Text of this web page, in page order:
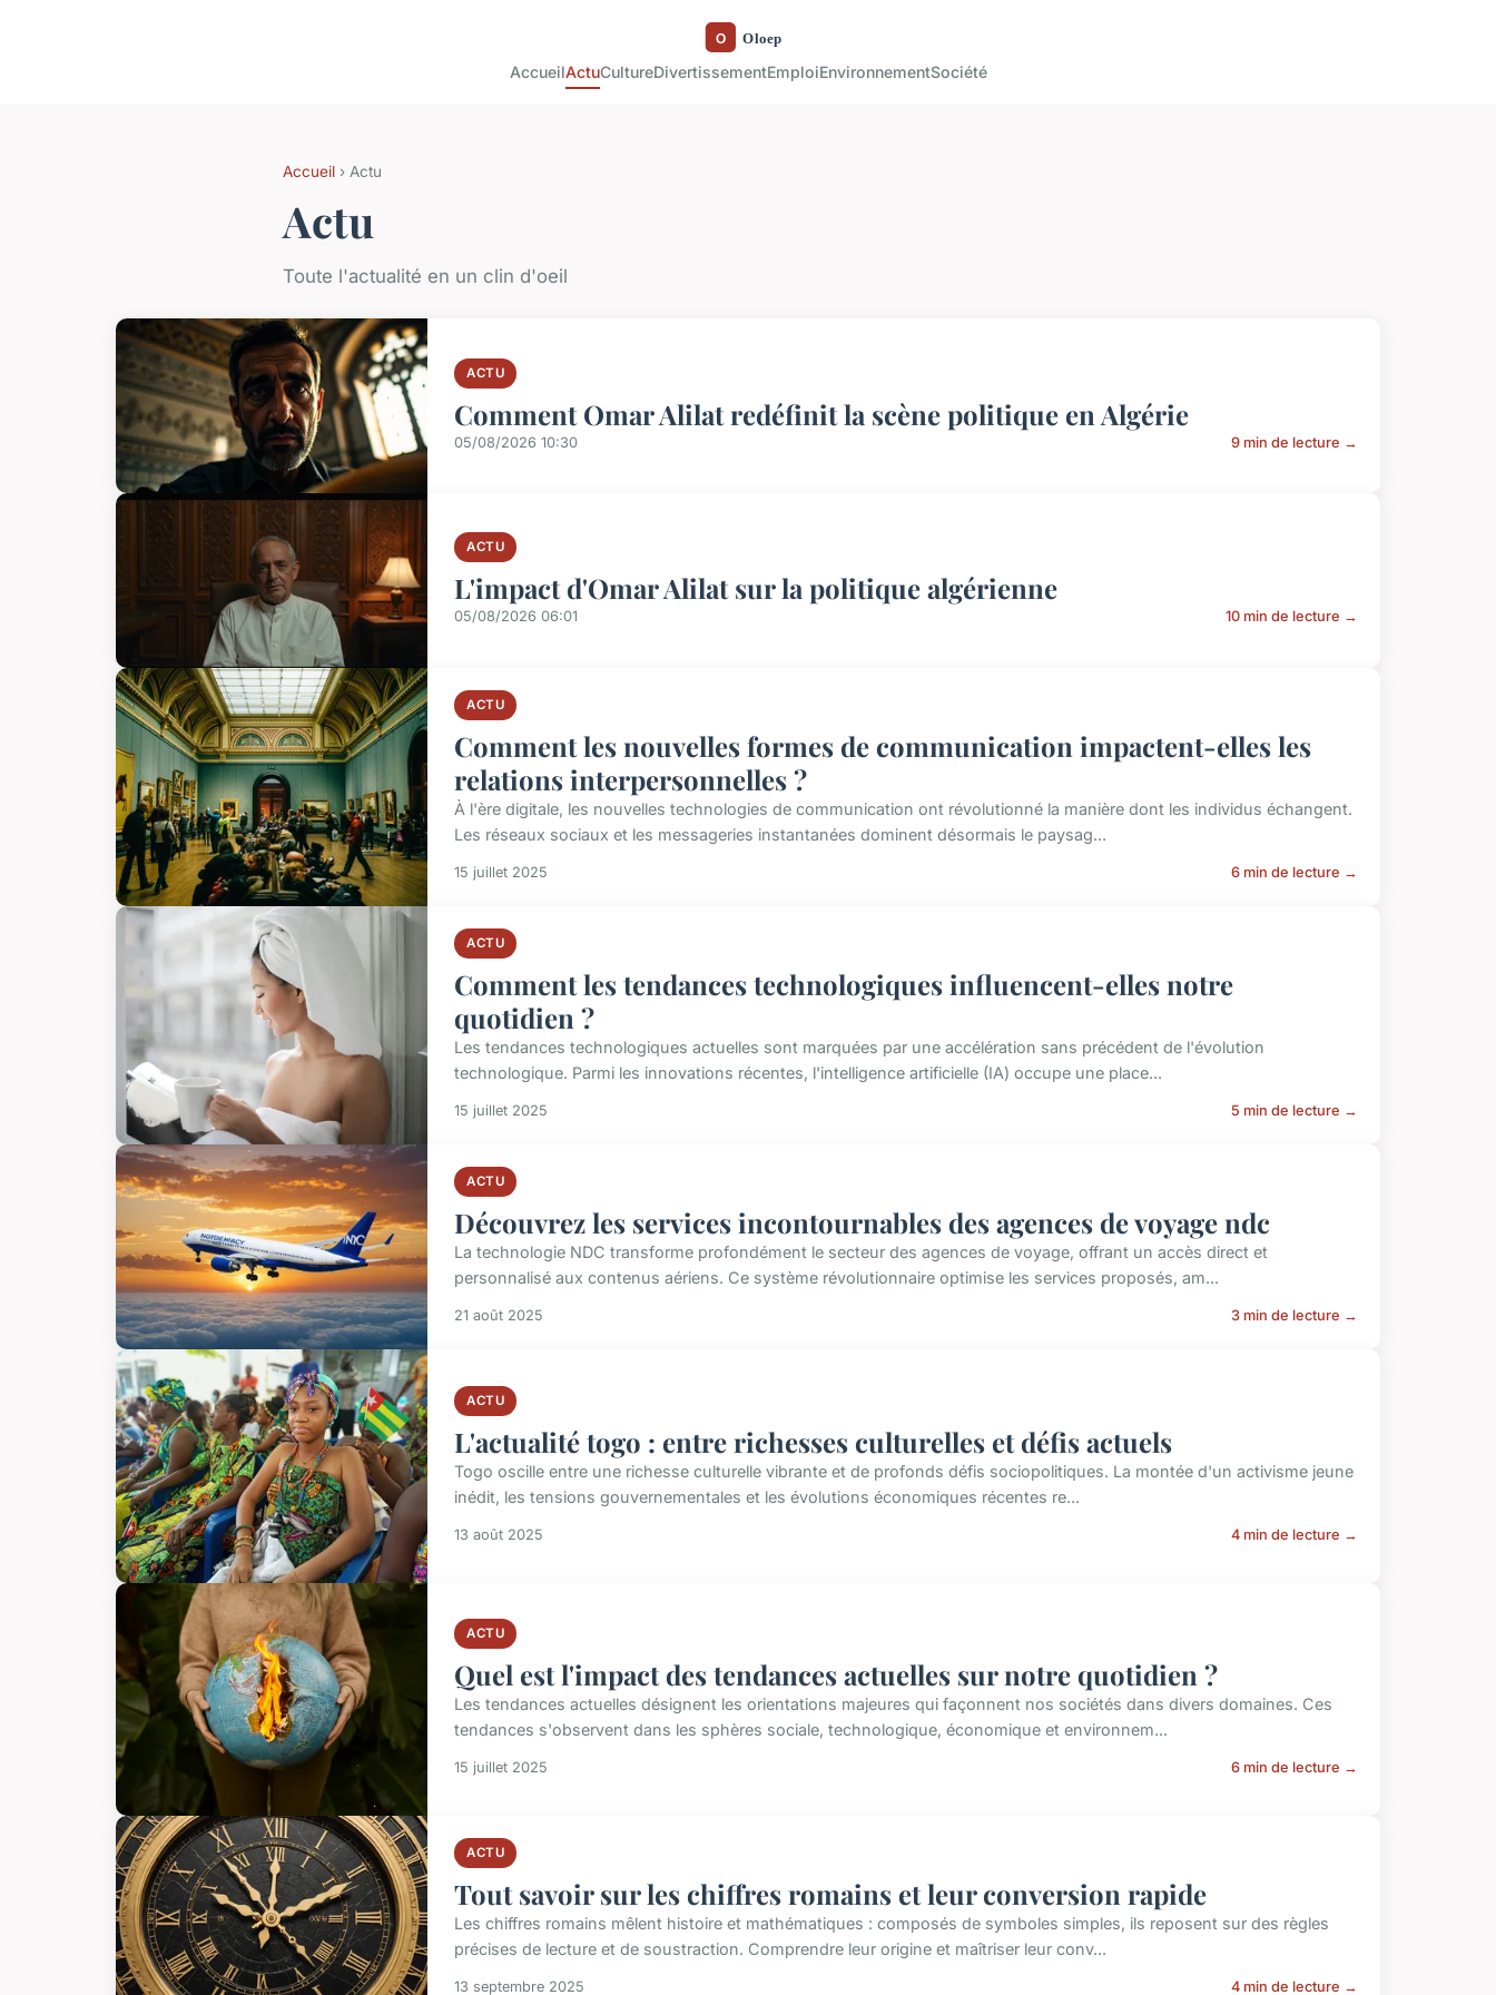
AccueilActuCultureDivertissementEmploiEnvironnementSociété
Accueil › Actu
Actu
Toute l'actualité en un clin d'oeil
ACTU
Comment Omar Alilat redéfinit la scène politique en Algérie
05/08/2026 10:30 9 min de lecture →
ACTU
L'impact d'Omar Alilat sur la politique algérienne
05/08/2026 06:01 10 min de lecture →
ACTU
Comment les nouvelles formes de communication impactent-elles les
relations interpersonnelles ?
À l'ère digitale, les nouvelles technologies de communication ont révolutionné la manière dont les individus échangent.
Les réseaux sociaux et les messageries instantanées dominent désormais le paysag...
15 juillet 2025 6 min de lecture →
ACTU
Comment les tendances technologiques influencent-elles notre
quotidien ?
Les tendances technologiques actuelles sont marquées par une accélération sans précédent de l'évolution
technologique. Parmi les innovations récentes, l'intelligence artificielle (IA) occupe une place...
15 juillet 2025 5 min de lecture →
ACTU
Découvrez les services incontournables des agences de voyage ndc
La technologie NDC transforme profondément le secteur des agences de voyage, offrant un accès direct et
personnalisé aux contenus aériens. Ce système révolutionnaire optimise les services proposés, am...
21 août 2025 3 min de lecture →
ACTU
L'actualité togo : entre richesses culturelles et défis actuels
Togo oscille entre une richesse culturelle vibrante et de profonds défis sociopolitiques. La montée d'un activisme jeune
inédit, les tensions gouvernementales et les évolutions économiques récentes re...
13 août 2025 4 min de lecture →
ACTU
Quel est l'impact des tendances actuelles sur notre quotidien ?
Les tendances actuelles désignent les orientations majeures qui façonnent nos sociétés dans divers domaines. Ces
tendances s'observent dans les sphères sociale, technologique, économique et environnem...
15 juillet 2025 6 min de lecture →
ACTU
Tout savoir sur les chiffres romains et leur conversion rapide
Les chiffres romains mêlent histoire et mathématiques : composés de symboles simples, ils reposent sur des règles
précises de lecture et de soustraction. Comprendre leur origine et maîtriser leur conv...
13 septembre 2025 4 min de lecture →